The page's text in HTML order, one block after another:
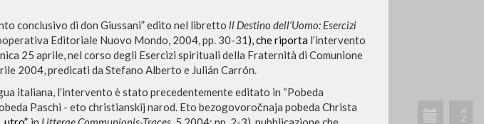
conclusivo di don Giussani” edito nel libretto ll Destino dell’Uomo: Esercizi
Editoriale Nuovo Mondo, 2004, pp. 30-31), che riporta l’intervento
25 aprile, nel corso degli Esercizi spirituali della Fraternità di Comunione
2004, predicati da Stefano Alberto e Julián Carrón.
italiana, l’intervento è stato precedentemente editato in “Pobeda
Paschi - eto christianskij narod. Eto bezogovoročnaja pobeda Christa